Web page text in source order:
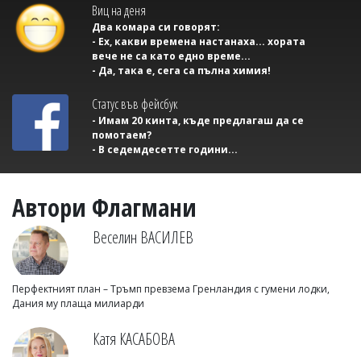
Виц на деня
Два комара си говорят:
- Ех, какви времена настанаха... хората
вече не са като едно време...
- Да, така е, сега са пълна химия!
Статус във фейсбук
- Имам 20 кинта, къде предлагаш да се
помотаем?
- В седемдесетте години...
Автори Флагмани
Веселин ВАСИЛЕВ
Перфектният план – Тръмп превзема Гренландия с гумени лодки,
Дания му плаща милиарди
Катя КАСАБОВА